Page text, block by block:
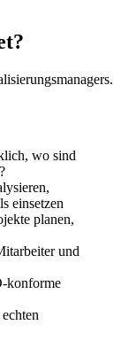
wo sind
einsetzen
planen,
und
konforme